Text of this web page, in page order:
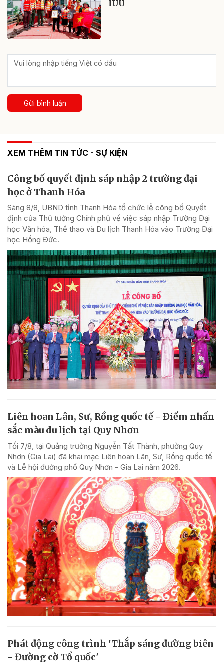
IUU
Gửi bình luận
XEM THÊM TIN TỨC - SỰ KIỆN
Công bố quyết định sáp nhập 2 trường đại
học ở Thanh Hóa
Sáng 8/8, UBND tỉnh Thanh Hóa tổ chức lễ công bố Quyết
định của Thủ tướng Chính phủ về việc sáp nhập Trường Đại
học Văn hóa, Thể thao và Du lịch Thanh Hóa vào Trường Đại
học Hồng Đức.
Liên hoan Lân, Sư, Rồng quốc tế - Điểm nhấn
sắc màu du lịch tại Quy Nhơn
Tối 7/8, tại Quảng trường Nguyễn Tất Thành, phường Quy
Nhơn (Gia Lai) đã khai mạc Liên hoan Lân, Sư, Rồng quốc tế
và Lễ hội đường phố Quy Nhơn - Gia Lai năm 2026.
Phát động công trình 'Thắp sáng đường biên
- Đường cờ Tổ quốc'